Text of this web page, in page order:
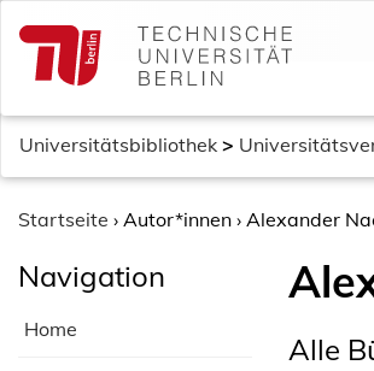
c
Universitätsbibliothek >
Startseite › Autor*innen › Alexander
Navigation
Home
Alle